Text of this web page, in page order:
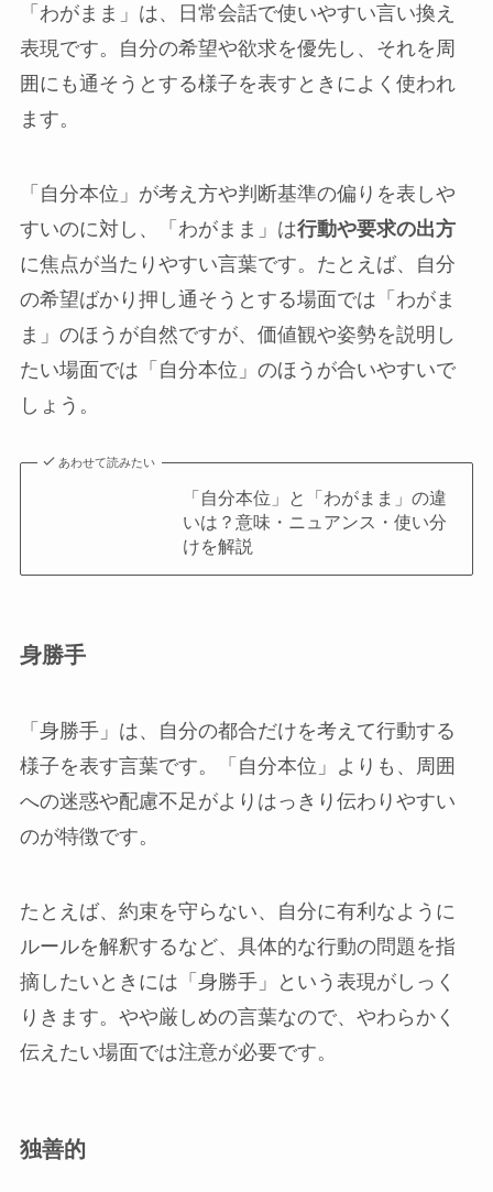
「わがまま」は、日常会話で使いやすい言い換え
表現です。自分の希望や欲求を優先し、それを周
囲にも通そうとする様子を表すときによく使われ
ます。
「自分本位」が考え方や判断基準の偏りを表しや
すいのに対し、「わがまま」は行動や要求の出方
に焦点が当たりやすい言葉です。たとえば、自分
の希望ばかり押し通そうとする場面では「わがま
ま」のほうが自然ですが、価値観や姿勢を説明し
たい場面では「自分本位」のほうが合いやすいで
しょう。
あわせて読みたい
「自分本位」と「わがまま」の違
いは？意味・ニュアンス・使い分
けを解説
身勝手
「身勝手」は、自分の都合だけを考えて行動する
様子を表す言葉です。「自分本位」よりも、周囲
への迷惑や配慮不足がよりはっきり伝わりやすい
のが特徴です。
たとえば、約束を守らない、自分に有利なように
ルールを解釈するなど、具体的な行動の問題を指
摘したいときには「身勝手」という表現がしっく
りきます。やや厳しめの言葉なので、やわらかく
伝えたい場面では注意が必要です。
独善的